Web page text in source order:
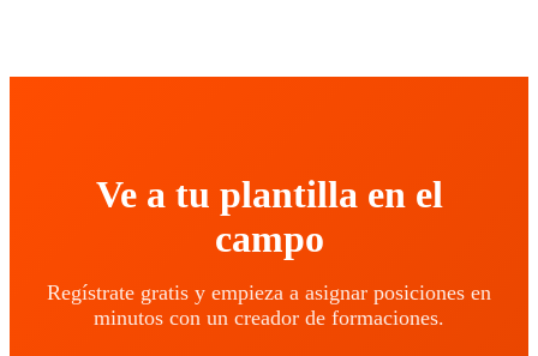
Ve a tu plantilla en el
campo
Regístrate gratis y empieza a asignar posiciones en
minutos con un creador de formaciones.